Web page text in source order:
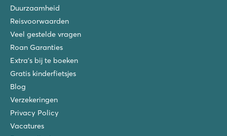
Duurzaamheid
Reisvoorwaarden
Veel gestelde vragen
Roan Garanties
Extra's bij te boeken
Gratis kinderfietsjes
Blog
Verzekeringen
Privacy Policy
Vacatures